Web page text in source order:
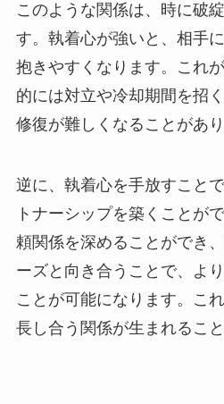
このような関係は、時に破
す。執着心が強いと、相手
抱きやすくなります。これ
的には対立や冷却期間を招
修復が難しくなることがあり
逆に、執着心を手放すこと
トナーシップを築くことが
頼関係を深めることができ
ーズと向き合うことで、よ
ことが可能になります。こ
長し合う関係が生まれるこ